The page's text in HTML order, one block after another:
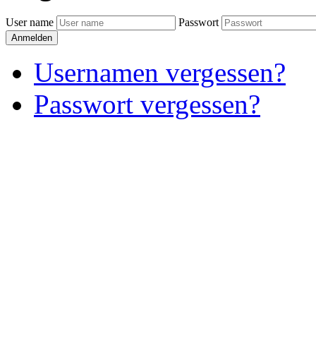
User name Passwort
Anmelden
Usernamen vergessen?
Passwort vergessen?